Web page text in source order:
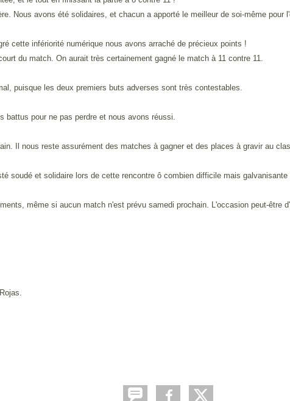
Nous avons été solidaires, et chacun a apporté le meilleur de soi-même pour
cette infériorité numérique nous avons arraché de précieux points !
du match. On aurait très certainement gagné le match à 11 contre 11.
puisque les deux premiers buts adverses sont très contestables.
pour ne pas perdre et nous avons réussi.
Il nous reste assurément des matches à gagner et des places à gravir au
soudé et solidaire lors de cette rencontre ô combien difficile mais galvanisante
même si aucun match n'est prévu samedi prochain. L'occasion peut-être